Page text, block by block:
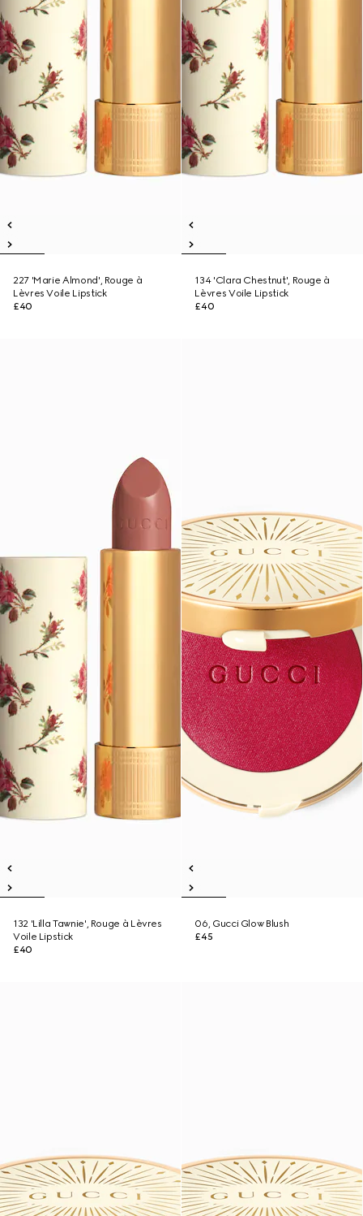
227 'Marie Almond', Rouge à
Lèvres Voile Lipstick
£40
134 'Clara Chestnut', Rouge à
Lèvres Voile Lipstick
£40
132 'Lilla Tawnie', Rouge à Lèvres
Voile Lipstick
£40
06, Gucci Glow Blush
£45